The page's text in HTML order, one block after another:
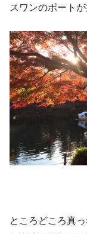
スワンのボート
ところどころ真